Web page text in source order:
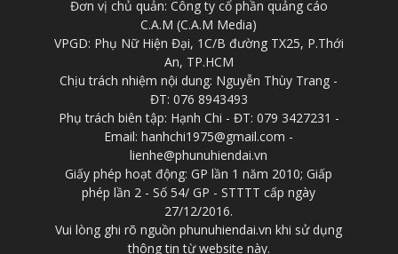
Đơn vị chủ quản: Công ty cổ phần quảng cáo
C.A.M (C.A.M Media)
VPGD: Phụ Nữ Hiện Đại, 1C/B đường TX25, P.Thới
An, TP.HCM
Chịu trách nhiệm nội dung: Nguyễn Thùy Trang -
ĐT: 076 8943493
Phụ trách biên tập: Hạnh Chi - ĐT: 079 3427231 -
Email: hanhchi1975@gmail.com -
lienhe@phunuhiendai.vn
Giấy phép hoạt động: GP lần 1 năm 2010; Giấp
phép lần 2 - Số 54/ GP - STTTT cấp ngày
27/12/2016.
Vui lòng ghi rõ nguồn phunuhiendai.vn khi sử dụng
thông tin từ website này.